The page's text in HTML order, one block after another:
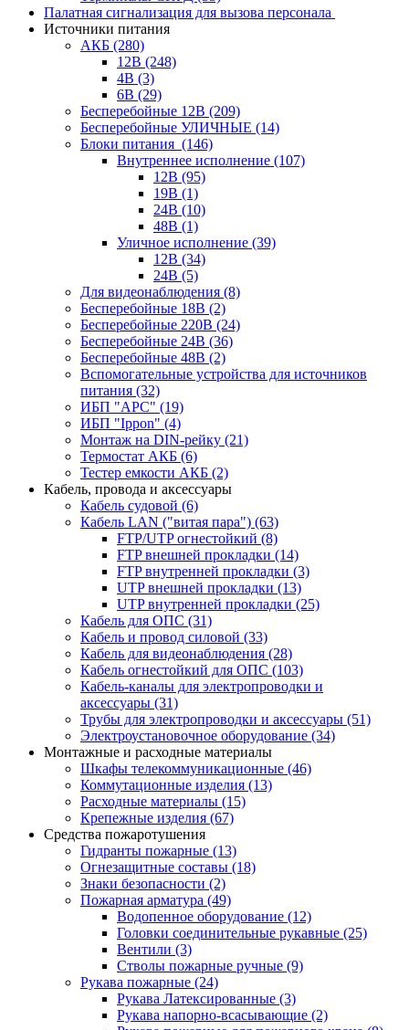
Палатная сигнализация для вызова персонала
Источники питания
АКБ (280)
12В (248)
4В (3)
6В (29)
Бесперебойные 12В (209)
Бесперебойные УЛИЧНЫЕ (14)
Блоки питания (146)
Внутреннее исполнение (107)
12В (95)
19В (1)
24В (10)
48В (1)
Уличное исполнение (39)
12В (34)
24В (5)
Для видеонаблюдения (8)
Бесперебойные 18В (2)
Бесперебойные 220В (24)
Бесперебойные 24В (36)
Бесперебойные 48В (2)
Вспомогательные устройства для источников
питания (32)
ИБП "APC" (19)
ИБП "Ippon" (4)
Монтаж на DIN-рейку (21)
Термостат АКБ (6)
Тестер емкости АКБ (2)
Кабель, провода и аксессуары
Кабель судовой (6)
Кабель LAN ("витая пара") (63)
FTP/UTP огнестойкий (8)
FTP внешней прокладки (14)
FTP внутренней прокладки (3)
UTP внешней прокладки (13)
UTP внутренней прокладки (25)
Кабель для ОПС (31)
Кабель и провод силовой (33)
Кабель для видеонаблюдения (28)
Кабель огнестойкий для ОПС (103)
Кабель-каналы для электропроводки и
аксессуары (31)
Трубы для электропроводки и аксессуары (51)
Электроустановочное оборудование (34)
Монтажные и расходные материалы
Шкафы телекоммуникационные (46)
Коммутационные изделия (13)
Расходные материалы (15)
Крепежные изделия (67)
Средства пожаротушения
Гидранты пожарные (13)
Огнезащитные составы (18)
Знаки безопасности (2)
Пожарная арматура (49)
Водопенное оборудование (12)
Головки соединительные рукавные (25)
Вентили (3)
Стволы пожарные ручные (9)
Рукава пожарные (24)
Рукава Латексированные (3)
Рукава напорно-всасывающие (2)